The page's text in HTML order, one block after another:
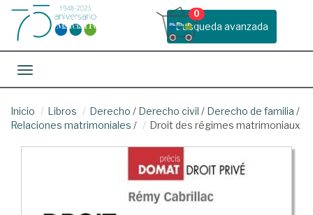
Busqueda avanzada
0
Toggle navigation
Inicio Libros Derecho / Derecho civil / Derecho de familia /
Relaciones matrimoniales / Droit des régimes matrimoniaux